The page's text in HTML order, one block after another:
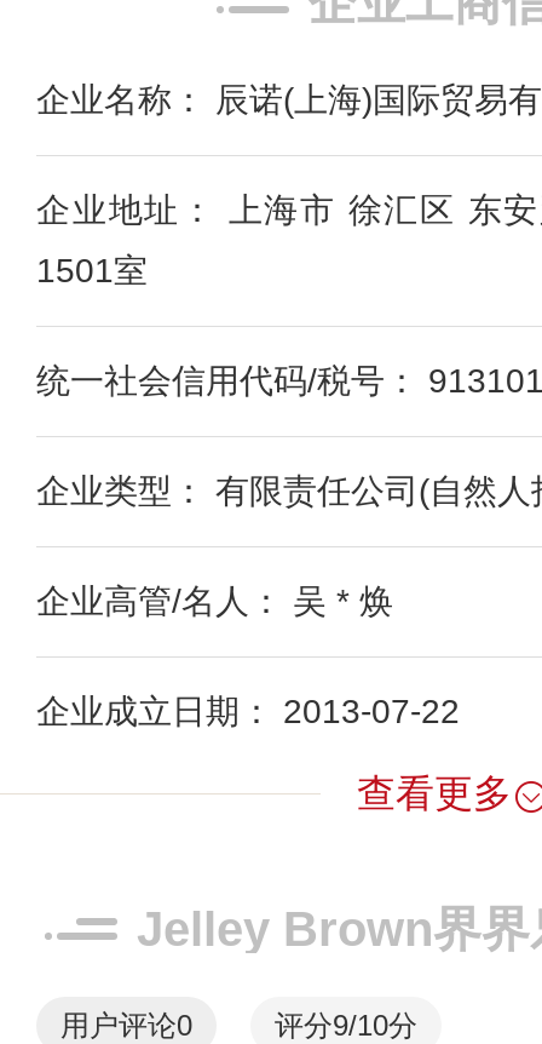
企业名称： 辰诺(上海)国际贸易
企业地址： 上海市 徐汇区 东
1501室
统一社会信用代码/税号：
企业类型： 有限责任公司(自然人
企业高管/名人： 吴 * 焕
企业成立日期： 2013-07-22
查看更多
Jelley Brown界界
用户评论0 评分9/10分